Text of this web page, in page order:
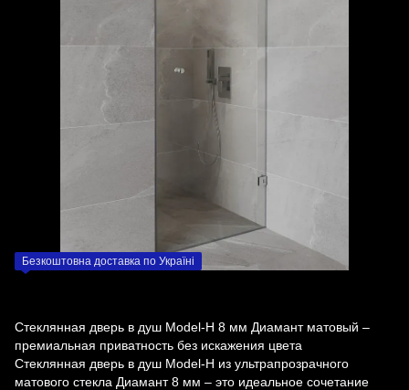
Безкоштовна доставка по Україні
Стеклянная дверь в душ Model-H 8 мм Диамант матовый –
премиальная приватность без искажения цвета
Стеклянная дверь в душ Model-H из ультрапрозрачного
матового стекла Диамант 8 мм – это идеальное сочетание